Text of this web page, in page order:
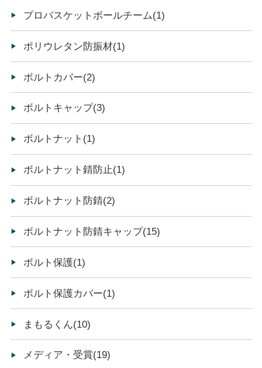
プロバスケットボールチーム(1)
ポリウレタン防振材(1)
ボルトカバー(2)
ボルトキャップ(3)
ボルトナット(1)
ボルトナット錆防止(1)
ボルトナット防錆(2)
ボルトナット防錆キャップ(15)
ボルト保護(1)
ボルト保護カバー(1)
まもるくん(10)
メディア・受賞(19)